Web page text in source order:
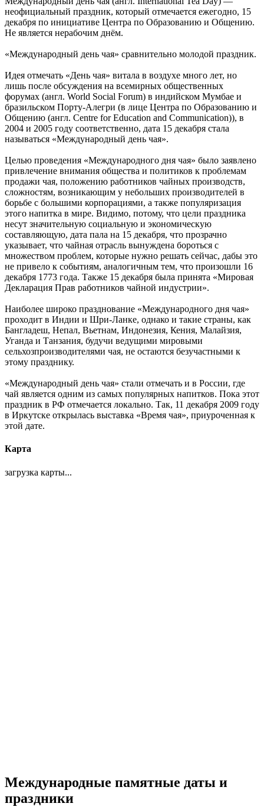
неофициальный праздник, который отмечается ежегодно, 15
декабря по инициативе Центра по Образованию и Общению.
Не является нерабочим днём.
«Международный день чая» сравнительно молодой праздник.
Идея отмечать «День чая» витала в воздухе много лет, но
лишь после обсуждения на всемирных общественных
форумах (англ. World Social Forum) в индийском Мумбае и
бразильском Порту-Алегри (в лице Центра по Образованию и
Общению (англ. Centre for Education and Communication)), в
2004 и 2005 году соответственно, дата 15 декабря стала
называться «Международный день чая».
Целью проведения «Международного дня чая» было заявлено
привлечение внимания общества и политиков к проблемам
продажи чая, положению работников чайных производств,
сложностям, возникающим у небольших производителей в
борьбе с большими корпорациями, а также популяризация
этого напитка в мире. Видимо, потому, что цели праздника
несут значительную социальную и экономическую
составляющую, дата пала на 15 декабря, что прозрачно
указывает, что чайная отрасль вынуждена бороться с
множеством проблем, которые нужно решать сейчас, дабы это
не привело к событиям, аналогичным тем, что произошли 16
декабря 1773 года. Также 15 декабря была принята «Мировая
Декларация Прав работников чайной индустрии».
Наиболее широко празднование «Международного дня чая»
проходит в Индии и Шри-Ланке, однако и такие страны, как
Бангладеш, Непал, Вьетнам, Индонезия, Кения, Малайзия,
Уганда и Танзания, будучи ведущими мировыми
сельхозпроизводителями чая, не остаются безучастными к
этому празднику.
«Международный день чая» стали отмечать и в России, где
чай является одним из самых популярных напитков. Пока этот
праздник в РФ отмечается локально. Так, 11 декабря 2009 году
в Иркутске открылась выставка «Время чая», приуроченная к
этой дате.
Карта
загрузка карты...
Международные памятные даты и
праздники